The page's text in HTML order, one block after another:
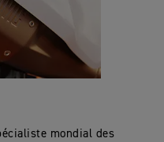
mondial des